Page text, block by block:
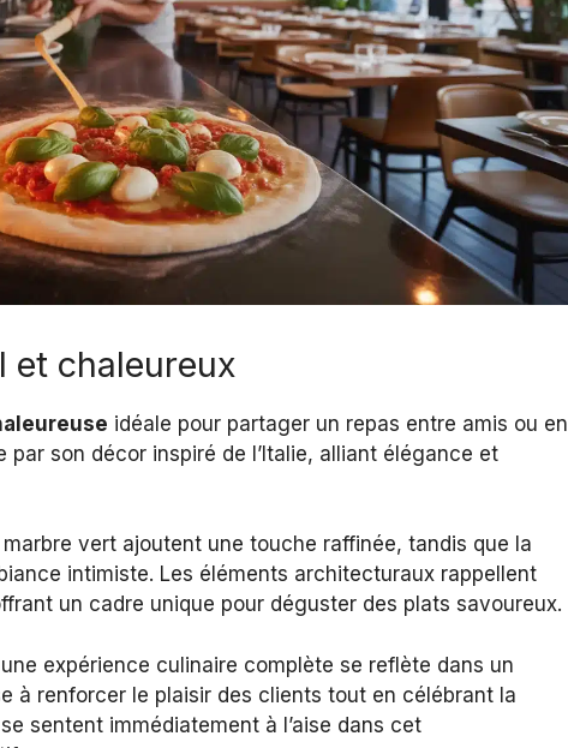
et chaleureux
idéale pour partager un repas entre amis ou en
son décor inspiré de l’Italie, alliant élégance et
vert ajoutent une touche raffinée, tandis que la
intimiste. Les éléments architecturaux rappellent
un cadre unique pour déguster des plats savoureux.
expérience culinaire complète se reflète dans un
à renforcer le plaisir des clients tout en célébrant la
sentent immédiatement à l’aise dans cet